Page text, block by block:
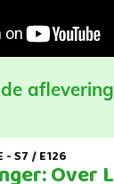
aflevering